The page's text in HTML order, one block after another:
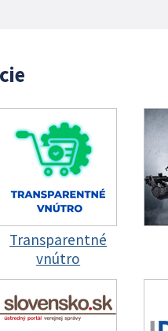
Transparentné
vnútro